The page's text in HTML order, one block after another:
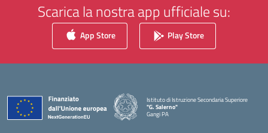
Scarica la nostra app ufficiale su:
App Store Play Store
Istituto di Istruzione Secondaria Superiore
"G. Salerno"
Gangi PA
— Visita la pagina iniziale della scuola